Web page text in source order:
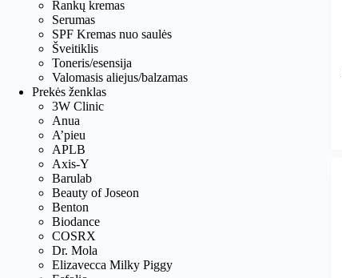
Rankų kremas
Serumas
SPF Kremas nuo saulės
Šveitiklis
Toneris/esensija
Valomasis aliejus/balzamas
Prekės ženklas
3W Clinic
Anua
A’pieu
APLB
Axis-Y
Barulab
Beauty of Joseon
Benton
Biodance
COSRX
Dr. Mola
Elizavecca Milky Piggy